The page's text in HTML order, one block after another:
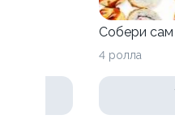
Собери сам
4 ролла